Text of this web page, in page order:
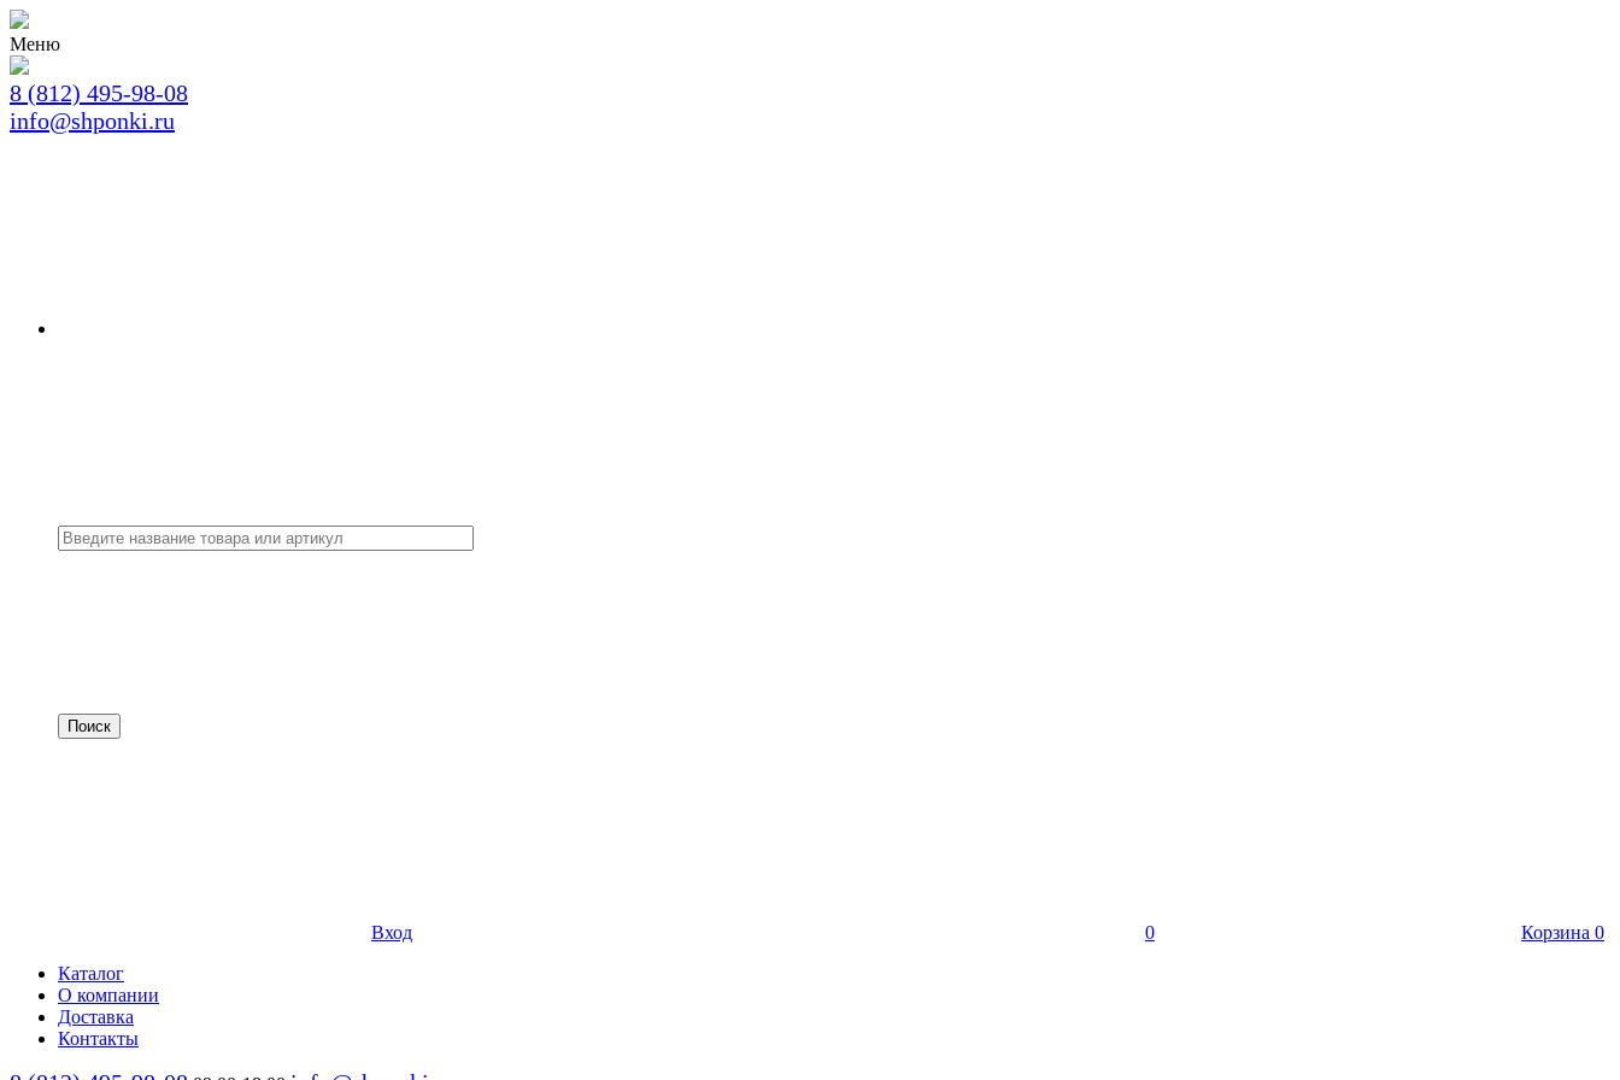
Меню
8 (812) 495-98-08
info@shponki.ru
Вход 0 Корзина 0
Каталог
О компании
Доставка
Контакты